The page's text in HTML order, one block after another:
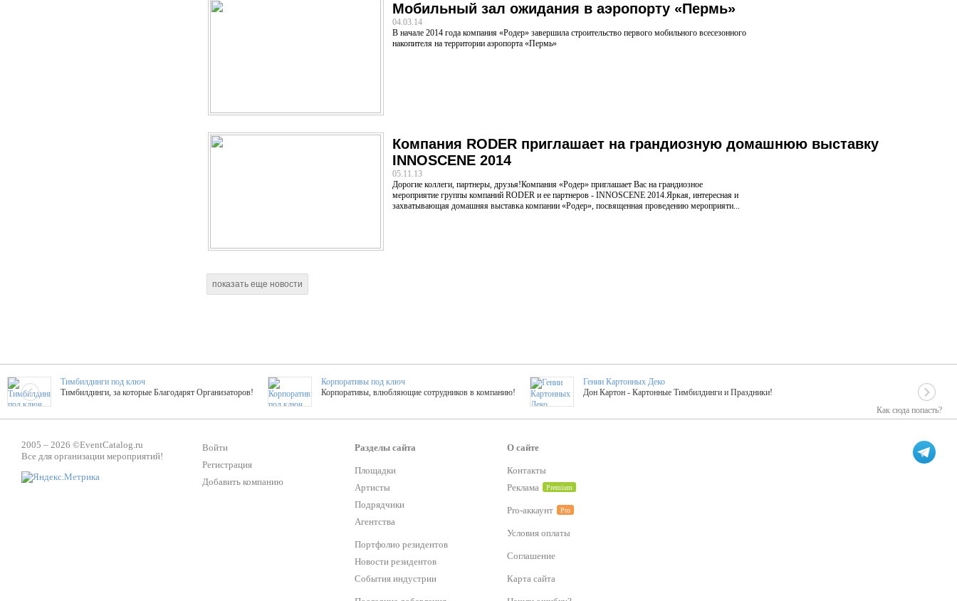
Мобильный зал ожидания в аэропорту «Пермь»
04.03.14
В начале 2014 года компания «Родер» завершила строительство первого мобильного всесезонного
накопителя на территории аэропорта «Пермь»
Компания RODER приглашает на грандиозную домашнюю выставку
INNOSCENE 2014
05.11.13
Дорогие коллеги, партнеры, друзья!Компания «Родер» приглашает Вас на грандиозное
мероприятие группы компаний RODER и ее партнеров - INNOSCENE 2014.Яркая, интересная и
захватывающая домашняя выставка компании «Родер», посвященная проведению мероприяти...
показать еще новости
Как сюда попасть?
Тимбилдинги под ключ
Тимбилдинги, за которые Благодарят Организаторов!
Корпоративы под ключ
Корпоративы, влюбляющие сотрудников в компанию!
Гении Картонных Деко
Дон Картон - Картонные Тимбилдинги и Праздники!
ТОПовые мастер-классы на мероприятие! Гибкие цены!
Более 420 мастер-классов на выезде на мероприятие!
Мастер-классы
ТОП 25 активностей! Смета за 15 минут!
Букинг компания №1
Темпераментные балканские хиты от Паши Парфения!
BAR-STREET™
2005 – 2026 ©EventCatalog.ru
Все для организации мероприятий!
Войти
Регистрация
Добавить компанию
Разделы сайта
Площадки
Артисты
Подрядчики
Агентства
Портфолио резидентов
Новости резидентов
События индустрии
О сайте
Контакты
Реклама
Premium
Pro-аккаунт Pro
Условия оплаты
Соглашение
Карта сайта